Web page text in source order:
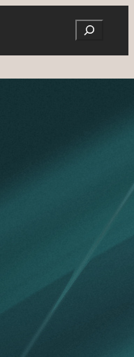
Search